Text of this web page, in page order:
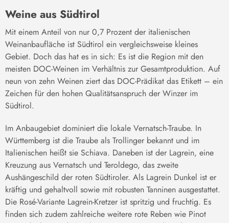
Weine aus Südtirol
Mit einem Anteil von nur 0,7 Prozent der italienischen
Weinanbaufläche ist Südtirol ein vergleichsweise kleines
Gebiet. Doch das hat es in sich: Es ist die Region mit den
meisten DOC-Weinen im Verhältnis zur Gesamtproduktion. Auf
neun von zehn Weinen ziert das DOC-Prädikat das Etikett – ein
Zeichen für den hohen Qualitätsanspruch der Winzer im
Südtirol.
Im Anbaugebiet dominiert die lokale Vernatsch-Traube. In
Württemberg ist die Traube als Trollinger bekannt und im
Italienischen heißt sie Schiava. Daneben ist der Lagrein, eine
Kreuzung aus Vernatsch und Teroldego, das zweite
Aushängeschild der roten Südtiroler. Als Lagrein Dunkel ist er
kräftig und gehaltvoll sowie mit robusten Tanninen ausgestattet.
Die Rosé-Variante Lagrein-Kretzer ist spritzig und fruchtig. Es
finden sich zudem zahlreiche weitere rote Reben wie Pinot